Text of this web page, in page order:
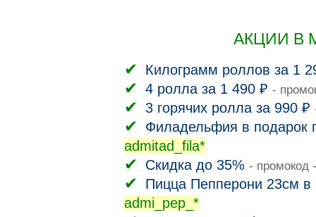
АКЦИИ В
Килограмм роллов за 1
4 ролла за 1 490 ₽ -
3 горячих ролла за 990 ₽
Филадельфия в подарок
admitad_fila*
Скидка до 35% - промокод
Пицца Пепперони 23см в
admi_pep_*